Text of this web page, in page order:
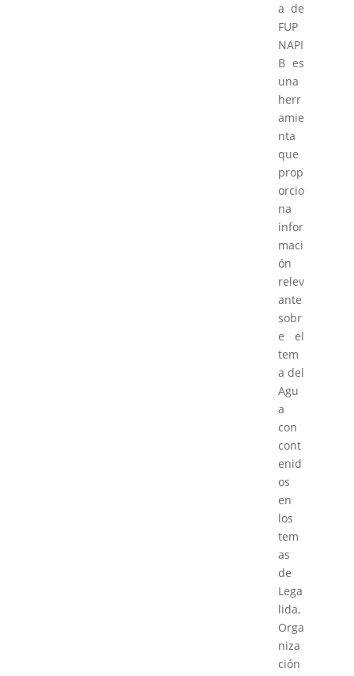
a de
FUP
NAPI
B es
una
herr
amie
nta
que
prop
orcio
na
infor
maci
ón
relev
ante
sobr
e el
tem
a del
Agu
a
con
cont
enid
os
en
los
tem
as
de
Lega
lida,
Orga
niza
ción